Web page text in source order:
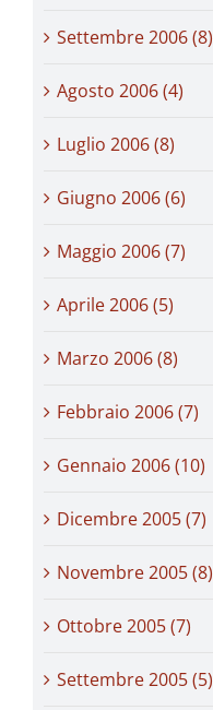
Settembre 2006 (8)
Agosto 2006 (4)
Luglio 2006 (8)
Giugno 2006 (6)
Maggio 2006 (7)
Aprile 2006 (5)
Marzo 2006 (8)
Febbraio 2006 (7)
Gennaio 2006 (10)
Dicembre 2005 (7)
Novembre 2005 (8)
Ottobre 2005 (7)
Settembre 2005 (5)